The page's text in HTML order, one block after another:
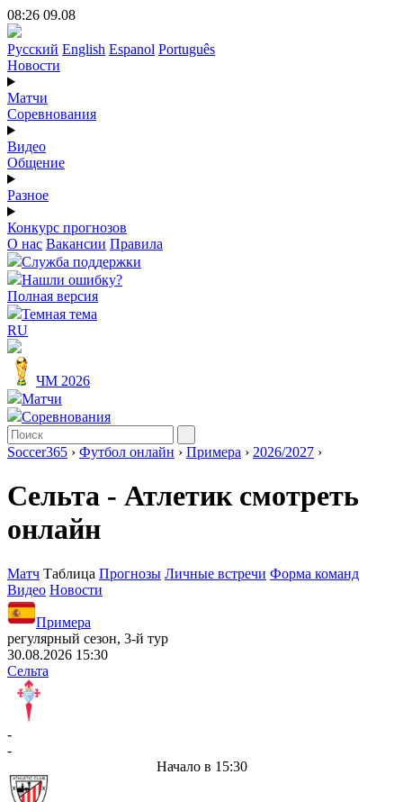
08:26 09.08
Русский English Espanol Português
Новости
Матчи
Соревнования
Видео
Общение
Разное
Конкурс прогнозов
О нас Вакансии Правила
Служба поддержки
Нашли ошибку?
Полная версия
Темная тема
RU
ЧМ 2026
Матчи
Соревнования
Soccer365 › Футбол онлайн › Примера › 2026/2027 ›
Сельта - Атлетик смотреть
онлайн
Матч Таблица Прогнозы Личные встречи Форма команд
Видео Новости
Примера
регулярный сезон, 3-й тур
30.08.2026 15:30
Сельта
-
-
Начало в 15:30